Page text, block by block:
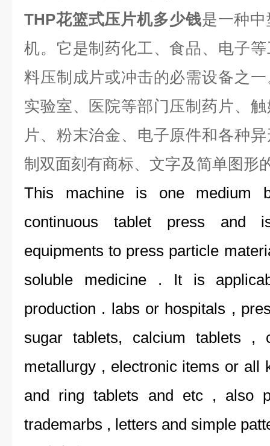
THP花篮式压片机多少钱是一种
机。它是制药化工、食品、电子
料压制成片或冲击的必需设备之
实验室、医院等部门压制药片、
片、粉末治金、电子原件和各种
制双面刻有商标、文字及简单图形
This machine is one medium
continuous tablet press and
equipments to press particle
soluble medicine . It is
production . labs or hospitals ,
sugar tablets, calcium tablets ,
metallurgy , electronic items or all
and ring tablets and etc , also
trademarbs , letters and simple